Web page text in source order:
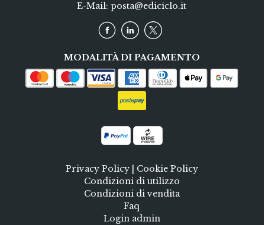
E-Mail:posta@ediciclo.it
MODALITÀ DI PAGAMENTO
Privacy Policy| Cookie Policy
Condizioni di utilizzo
Condizioni di vendita
Faq
Login admin